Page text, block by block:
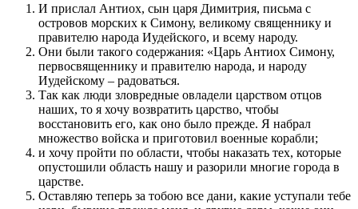
И при­слал Антиох, сын царя Димитрия, письма с
островов морских к Симону, великому священ­нику и
правителю народа Иудейского, и всему народу.
Они были такого содержания: «Царь Антиох Симону,
первосвящен­нику и правителю народа, и народу
Иудейскому – радо­ваться.
Так как люди зловредные овладели цар­с­т­во­м отцов
наших, то я хочу воз­вратить цар­с­т­во­, чтобы
восстановить его, как оно было пре­жде. Я набрал
множе­с­т­во войска и при­готовил воен­ные корабли;
и хочу прой­ти по области, чтобы нака­за­ть тех, которые
опустошили область нашу и разо­рили многие города в
царстве.
Оставляю теперь за тобою все дани, какие уступали тебе